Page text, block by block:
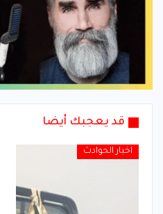
قد يعجبك أيضا
اخبار الحوادث